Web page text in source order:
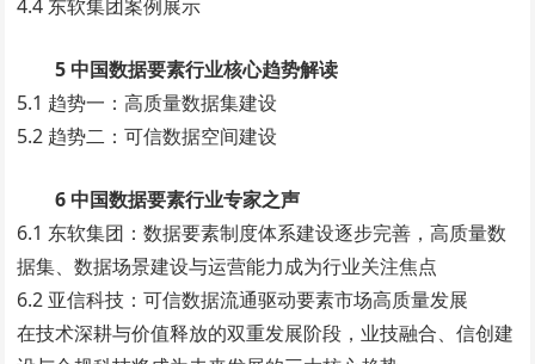
4.4 东软集团案例展示
5 中国数据要素行业核心趋势解读
5.1 趋势一：高质量数据集建设
5.2 趋势二：可信数据空间建设
6 中国数据要素行业专家之声
6.1 东软集团：数据要素制度体系建设逐步完善，高质量数
据集、数据场景建设与运营能力成为行业关注焦点
6.2 亚信科技：可信数据流通驱动要素市场高质量发展
在技术深耕与价值释放的双重发展阶段，业技融合、信创建